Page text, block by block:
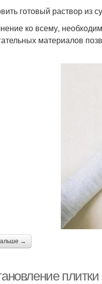
готовый раствор
ко всему,
материалов
→